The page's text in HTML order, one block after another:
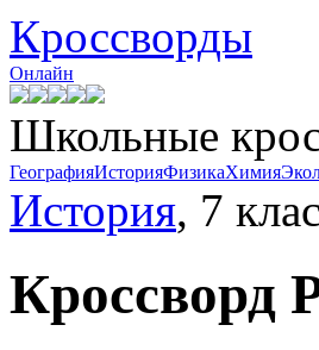
Кроссворды
Онлайн
Школьные
ГеографияИсторияФизикаХимия
История, 7
Кроссворд